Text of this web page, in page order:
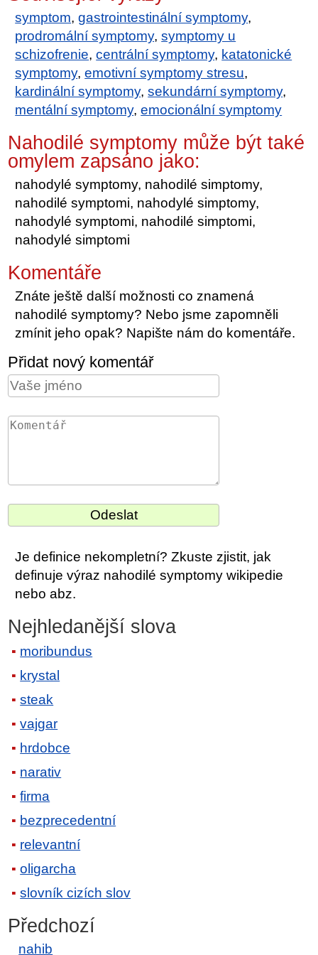
symptom,gastrointestinální symptomy,
prodromální symptomy,symptomy u
schizofrenie,centrální symptomy, katatonické
symptomy,emotivní symptomy stresu,
kardinální symptomy,sekundární symptomy,
mentální symptomy,emocionální symptomy
Nahodilé symptomy může být také
omylem zapsáno jako:
nahodylé symptomy, nahodilé simptomy,
nahodilé symptomi, nahodylé simptomy,
nahodylé symptomi, nahodilé simptomi,
nahodylé simptomi
Komentáře
Znáte ještě další možnosti co znamená
nahodilé symptomy? Nebo jsme zapomněli
zmínit jeho opak? Napište nám do komentáře.
Přidat nový komentář
Je definice nekompletní? Zkuste zjistit, jak
definuje výraz nahodilé symptomy wikipedie
nebo abz.
Nejhledanější slova
moribundus
krystal
steak
vajgar
hrdobce
narativ
firma
bezprecedentní
relevantní
oligarcha
slovník cizích slov
Předchozí
nahib